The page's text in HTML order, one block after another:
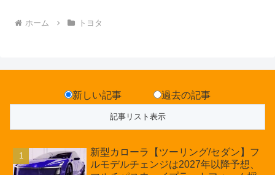
ホーム トヨタ
新しい記事 過去の記事
新型カローラ【ツーリング/セダン】フ
ルモデルチェンジは2027年以降予想、